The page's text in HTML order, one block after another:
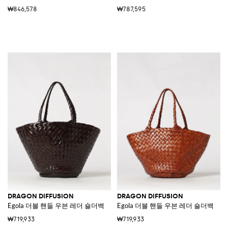
₩846,578 ₩787,595
DRAGON DIFFUSION
Egola 더블 핸들 우븐 레더 숄더백
₩719,933
DRAGON DIFFUSION
Egola 더블 핸들 우븐 레더 숄더백
₩719,933